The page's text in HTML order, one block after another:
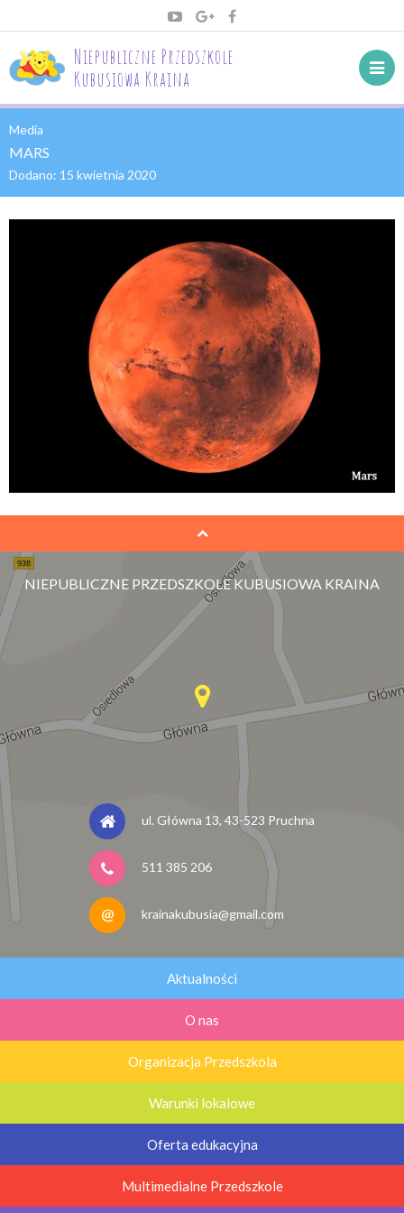
Niepubliczne Przedszkole
Kubusiowa Kraina
Media
MARS
Dodano: 15 kwietnia 2020
NIEPUBLICZNE PRZEDSZKOLE KUBUSIOWA KRAINA
ul. Główna 13, 43-523 Pruchna
511 385 206
krainakubusia@gmail.com
Aktualności
O nas
Organizacja Przedszkola
Warunki lokalowe
Oferta edukacyjna
Multimedialne Przedszkole